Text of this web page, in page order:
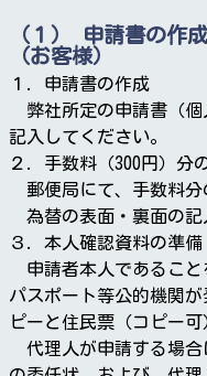
（１） 申請書の作
（お客様）
１. 申請書の作成
弊社所定の申請書（個
記入してください。
２. 手数料（300円）分
郵便局にて、手数料分
為替の表面・裏面の記
３. 本人確認資料の準備
申請者本人であること
パスポート等公的機関
ピーと住民票（コピー
代理人が申請する場合